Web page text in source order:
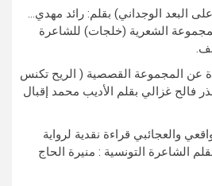
البعد الوجداني) بقلم: رائد مهدي…
الشعرية (خلجات) للشاعرة
عن المجموعة القصصية ( الريح تكنس
فالح غزالي بقلم الأديب محمد إقبال
والعجائبي قراءة نقدية لرواية
الشاعرة التونسية : منيرة الحاج